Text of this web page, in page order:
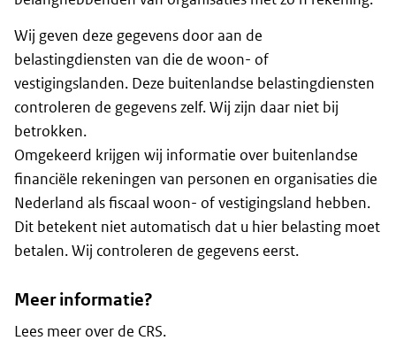
Wij geven deze gegevens door aan de
belastingdiensten van die de woon- of
vestigingslanden. Deze buitenlandse belastingdiensten
controleren de gegevens zelf. Wij zijn daar niet bij
betrokken.
Omgekeerd krijgen wij informatie over buitenlandse
financiële rekeningen van personen en organisaties die
Nederland als fiscaal woon- of vestigingsland hebben.
Dit betekent niet automatisch dat u hier belasting moet
betalen. Wij controleren de gegevens eerst.
Meer informatie?
Lees meer over de CRS.